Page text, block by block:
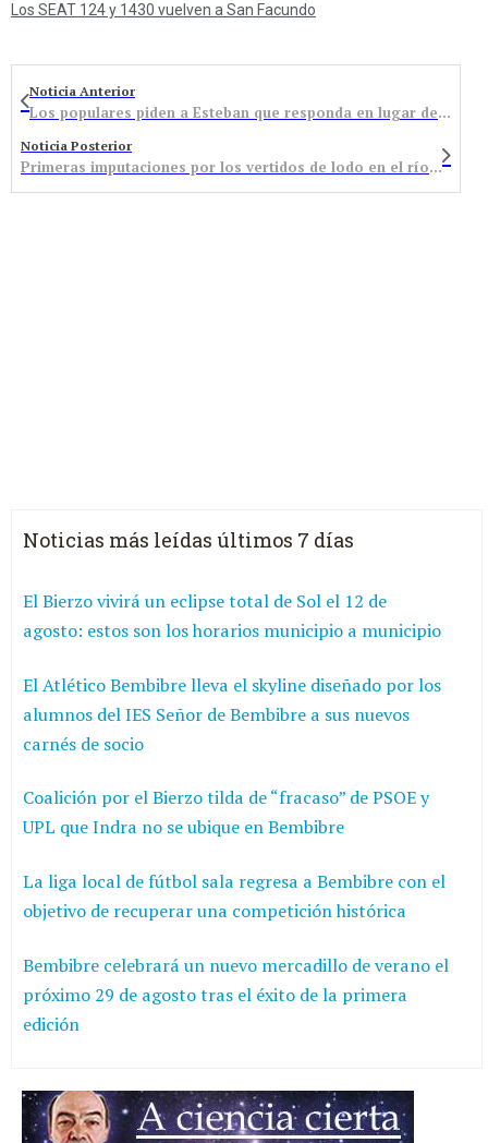
Los SEAT 124 y 1430 vuelven a San Facundo
Noticia Anterior
Los populares piden a Esteban que responda en lugar de calificar a la oposición de “desleal”
Noticia Posterior
Primeras imputaciones por los vertidos de lodo en el río Argutorio
Noticias más leídas últimos 7 días
El Bierzo vivirá un eclipse total de Sol el 12 de
agosto: estos son los horarios municipio a municipio
El Atlético Bembibre lleva el skyline diseñado por los
alumnos del IES Señor de Bembibre a sus nuevos
carnés de socio
Coalición por el Bierzo tilda de “fracaso” de PSOE y
UPL que Indra no se ubique en Bembibre
La liga local de fútbol sala regresa a Bembibre con el
objetivo de recuperar una competición histórica
Bembibre celebrará un nuevo mercadillo de verano el
próximo 29 de agosto tras el éxito de la primera
edición